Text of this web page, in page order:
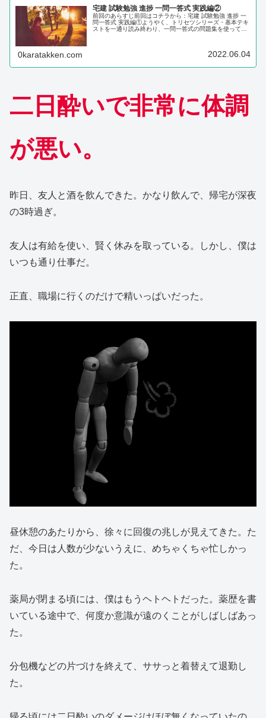
宅建 試験勉強 進捗 一問一答式 実践編②
前回のあらすじ前回はコチラから：宅建 試験勉強 進捗 一
問一答式 実践編①ようやく、トリセツシリーズ・基本テキ
ストを一通り読み終わり、一問一答式の問題集を使って試
0karatakken.com 2022.06.04
二日酔いで非常に体調
が悪い。
昨日、友人と酒を飲んできた。かなり飲んで、帰宅が深夜
の3時過ぎ。
友人は有給を使い、賢く休みを取っている。しかし、僕は
いつも通り仕事だ。
正直、職場に行くのだけで精いっぱいだった。
昼休憩のあたりから、徐々に回復の兆しが見えてきた。た
だ、今日は人数が少ないうえに、めちゃくちゃ忙しかっ
た。
薬局が閉まる頃には、僕はもうヘトヘトだった。薬歴を書
いている途中で、何度か意識が遠のくことがしばしばあっ
た。
分包機などの片づけを終えて、ササっと着替えて退勤し
た。